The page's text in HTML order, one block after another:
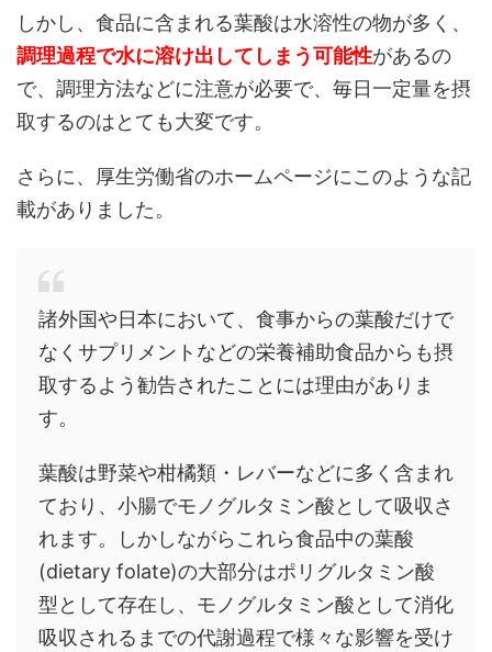
しかし、食品に含まれる葉酸は水溶性の物が多く、
調理過程で水に溶け出してしまう可能性があるの
で、調理方法などに注意が必要で、毎日一定量を摂
取するのはとても大変です。
さらに、厚生労働省のホームページにこのような記
載がありました。
諸外国や日本において、食事からの葉酸だけで
なくサプリメントなどの栄養補助食品からも摂
取するよう勧告されたことには理由がありま
す。
葉酸は野菜や柑橘類・レバーなどに多く含まれ
ており、小腸でモノグルタミン酸として吸収さ
れます。しかしながらこれら食品中の葉酸
(dietary folate)の大部分はポリグルタミン酸
型として存在し、モノグルタミン酸として消化
吸収されるまでの代謝過程で様々な影響を受け